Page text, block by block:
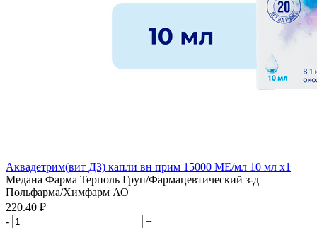
Аквадетрим(вит Д3) капли вн прим 15000 МЕ/мл 10 мл x1
Медана Фарма Терполь Груп/Фармацевтический з-д
Польфарма/Химфарм АО
220.40 ₽
-
+